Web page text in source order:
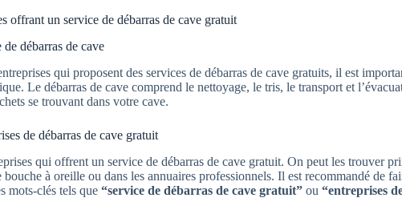
offrant un service de débarras de cave gratuit
débarras de cave
qui proposent des services de débarras de cave gratuits, il est
Le débarras de cave comprend le nettoyage, le tris, le transport et
se trouvant dans votre cave.
de débarras de cave gratuit
qui offrent un service de débarras de cave gratuit. On peut les trouver
à oreille ou dans les annuaires professionnels. Il est recommandé de
mots-clés tels que “service de débarras de cave gratuit”ou “entreprises